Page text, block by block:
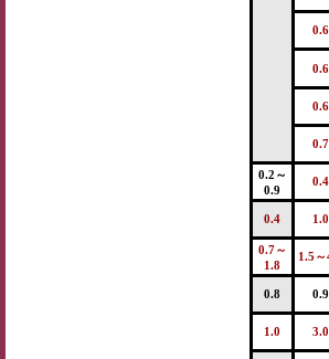
0.6
0.6
0.6
0.7
0.2～
0.9
0.4
0.4 1.0
0.7～
1.8
1.5～
0.8 0.9
1.0 3.0